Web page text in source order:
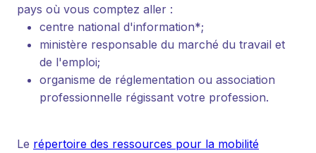
pays où vous comptez aller :
centre national d'information*;
ministère responsable du marché du travail et
de l'emploi;
organisme de réglementation ou association
professionnelle régissant votre profession.
Le répertoire des ressources pour la mobilité